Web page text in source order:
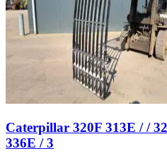
Caterpillar 320F 313E / /
336E / 3